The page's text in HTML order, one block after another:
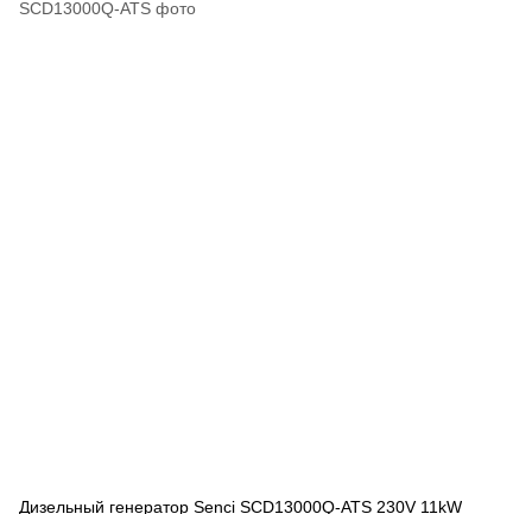
Дизельный генератор Senci SCD13000Q-ATS 230V 11kW